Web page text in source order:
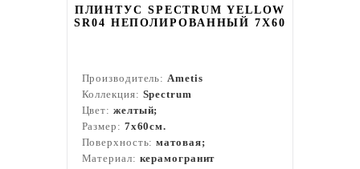
ПЛИНТУС SPECTRUM YELLOW
SR04 НЕПОЛИРОВАННЫЙ 7X60
Производитель:Ametis
Коллекция: Spectrum
Цвет: желтый;
Размер: 7x60см.
Поверхность:матовая;
Материал: керамогранит